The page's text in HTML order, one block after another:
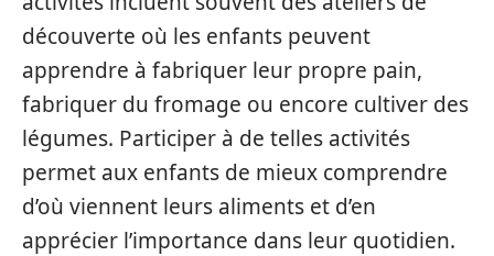
découverte où les enfants peuvent
apprendre à fabriquer leur propre pain,
fabriquer du fromage ou encore cultiver des
légumes. Participer à de telles activités
permet aux enfants de mieux comprendre
d’où viennent leurs aliments et d’en
apprécier l’importance dans leur quotidien.